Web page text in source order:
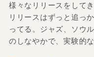
様々なリリースをして
リリースはずっと追っ
ってる。ジャズ、ソウ
のしなやかで、実験的